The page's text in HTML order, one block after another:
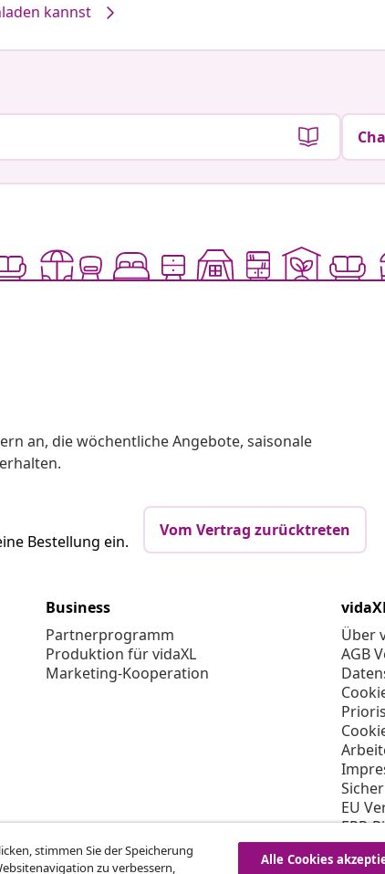
kannst
an, die wöchentliche Angebote, saisonale
Bestellung ein.
Vom Vertrag zurücktreten
Business
Partnerprogramm
Produktion für vidaXL
Marketing-Kooperation
Über
AGB
EU
EPR-
stimmen Sie der Speicherung
zu verbessern,
Alle Cookies